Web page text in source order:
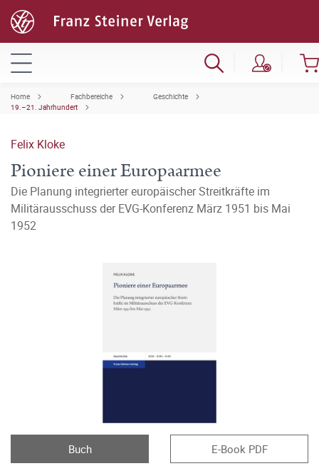
Home Fachbereiche
Geschichte
19.–21. Jahrhundert
Felix Kloke
Pioniere einer Europaarmee
Die Planung integrierter europäischer Streitkräfte im
Militärausschuss der EVG-Konferenz März 1951 bis Mai
1952
Buch E-Book PDF